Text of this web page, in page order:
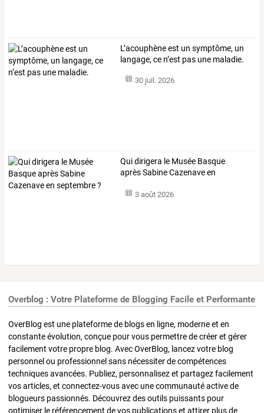
L’acouphène est un symptôme, un
langage, ce n’est pas une maladie.
30 juil. 2026
Qui dirigera le Musée Basque
après Sabine Cazenave en
3 août 2026
Overblog : Votre Plateforme de Blogging Facile et Performante
OverBlog est une plateforme de blogs en ligne, moderne et en
constante évolution, conçue pour vous permettre de créer et gérer
facilement votre propre blog. Avec OverBlog, lancez votre blog
personnel ou professionnel sans nécessiter de compétences
techniques avancées. Publiez, personnalisez et partagez facilement
vos articles, et connectez-vous avec une communauté active de
blogueurs passionnés. Découvrez des outils puissants pour
optimiser le référencement de vos publications et attirer plus de